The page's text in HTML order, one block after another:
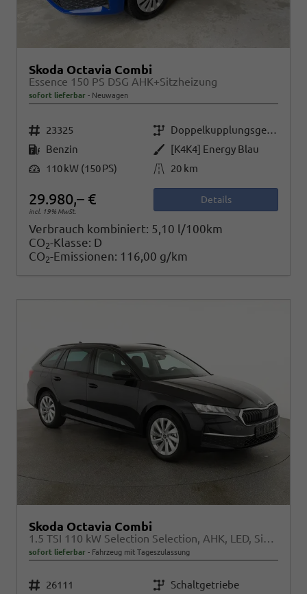
Skoda Octavia Combi
Essence 150 PS DSG AHK+Sitzheizung
sofort lieferbar Neuwagen
Fahrzeugnr. 23325 Getriebe
Doppelkupplungsgetriebe (DSG)
Kraftstoff Benzin Außenfarbe
[K4K4] Energy Blau
Leistung 110 kW (150 PS) Kilometerstand 20 km
29.980,– €
incl. 19% MwSt.
Details
Verbrauch kombiniert: 5,10 l/100km
CO2-Klasse: D
CO2-Emissionen: 116,00 g/km
Skoda Octavia Combi
1.5 TSI 110 kW Selection Selection, AHK, LED, Side, ACC, Kamera, Winter, 17-Zoll
sofort lieferbar Fahrzeug mit Tageszulassung
Fahrzeugnr. 26111 Getriebe Schaltgetriebe